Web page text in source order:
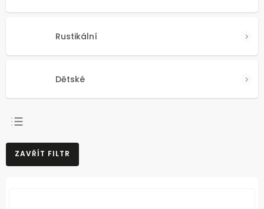
Rustikální
Dětské
NEJPRODÁVANĚJŠÍ
NEJLEVNĚJŠÍ
ZAVŘÍT FILTR